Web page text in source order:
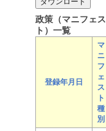
政策（マニフェス
ト）一覧
登録年月日
マ
ニ
フ
ェ
ス
ト
種
別